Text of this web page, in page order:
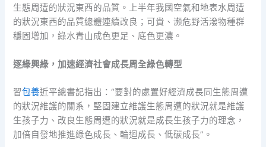
生態周遭的狀況東西的品質。上半年我國空氣和地表水周遭
的狀況東西的品質總體連續改良；可貴、瀕危野活潑物種群
穩固增加，綠水青山成色更足、底色更濃。
逐綠興綠，加速經濟社會成長周全綠色轉型
習包養近平總書記指出：“要對的處置好經濟成長同生態周遭
的狀況維護的關系，堅固建立維護生態周遭的狀況就是維護
生孩子力、改良生態周遭的狀況就是成長生孩子力的理念，
加倍自發地推進綠色成長、輪迴成長、低碳成長”。